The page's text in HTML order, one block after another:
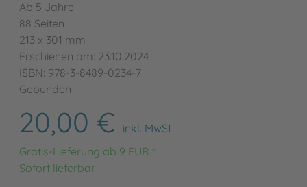
Ab 5 Jahre
88 Seiten
213 x 301 mm
Erschienen am: 23.10.2024
ISBN: 978-3-8489-0234-7
Gebunden
20,00 €
inkl. MwSt
Gratis-Lieferung ab 9 EUR *
Sofort lieferbar